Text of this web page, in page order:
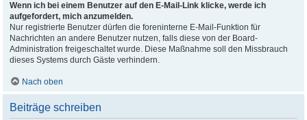
Wenn ich bei einem Benutzer auf den E-Mail-Link klicke, werde ich
aufgefordert, mich anzumelden.
Nur registrierte Benutzer dürfen die foreninterne E-Mail-Funktion für
Nachrichten an andere Benutzer nutzen, falls diese von der Board-
Administration freigeschaltet wurde. Diese Maßnahme soll den Missbrauch
dieses Systems durch Gäste verhindern.
Nach oben
Beiträge schreiben